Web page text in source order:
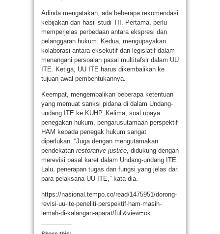
Adinda mengatakan, ada beberapa rekomendasi
kebijakan dari hasil studi TII. Pertama, perlu
memperjelas perbedaan antara ekspresi dan
pelanggaran hukum. Kedua, mengupayakan
kolaborasi antara eksekutif dan legislatif dalam
menangani persoalan pasal multitafsir dalam UU
ITE. Ketiga, UU ITE harus dikembalikan ke
tujuan awal pembentukannya.
Keempat, mengembalikan beberapa ketentuan
yang memuat sanksi pidana di dalam Undang-
undang ITE ke KUHP. Kelima, soal upaya
penegakan hukum, pengarusutamaan perspektif
HAM kepada penegak hukum sangat
diperlukan. “Juga dengan mengutamakan
pendekatan restorative justice, didukung dengan
merevisi pasal karet dalam Undang-undang ITE.
Lalu, penerapan tugas dan fungsi yang jelas dari
para pelaksana UU ITE,” kata dia.
https://nasional.tempo.co/read/1475951/dorong-
revisi-uu-ite-peneliti-perspektif-ham-masih-
lemah-di-kalangan-aparat/full&view=ok